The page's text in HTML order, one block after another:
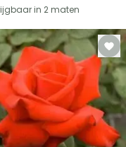
in 2 maten